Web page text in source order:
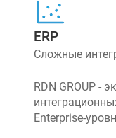
ERP
Сложные
RDN GROUP -
Enterprise-